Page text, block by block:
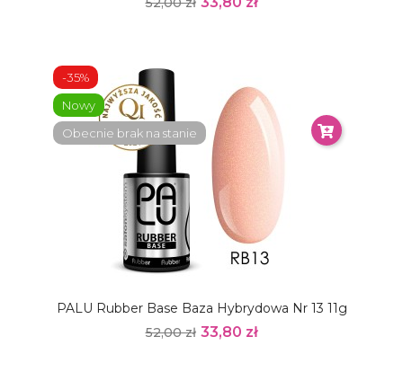
PALU Rubber Base Baza Hybrydowa Nr 13 11g
52,00 zł 33,80 zł
-35%
Nowy
Obecnie brak na stanie